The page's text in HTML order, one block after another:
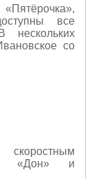
все
нескольких
со
«Дон» и